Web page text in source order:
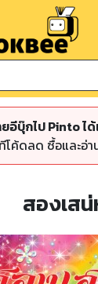
ยอีบุ๊กไป Pinto ไ
โค้ดลด ซื้อและอ่
สองเส